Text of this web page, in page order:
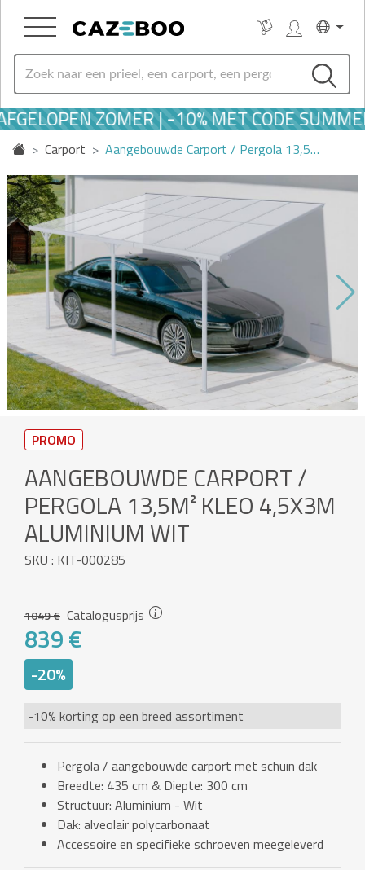
ZOMER | -10% MET CODE
Carport Aangebouwde Carport / Pergola 13,5…
PROMO
AANGEBOUWDE CARPORT /
PERGOLA 13,5M² KLEO 4,5X3M
ALUMINIUM WIT
SKU : KIT-000285
1049 € Catalogusprijs
839 €
-20%
-10% korting op een breed assortiment
Pergola / aangebouwde carport met schuin dak
Breedte: 435 cm & Diepte: 300 cm
Structuur: Aluminium - Wit
Dak: alveolair polycarbonaat
Accessoire en specifieke schroeven meegeleverd